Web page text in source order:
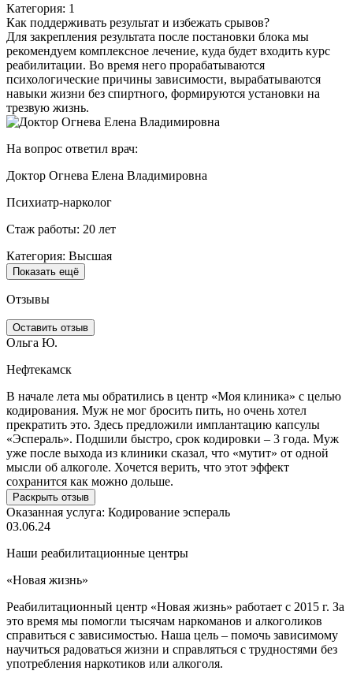
Категория: 1
Как поддерживать результат и избежать срывов?
Для закрепления результата после постановки блока мы
рекомендуем комплексное лечение, куда будет входить курс
реабилитации. Во время него прорабатываются
психологические причины зависимости, вырабатываются
навыки жизни без спиртного, формируются установки на
трезвую жизнь.
На вопрос ответил врач:
Доктор Огнева Елена Владимировна
Психиатр-нарколог
Стаж работы: 20 лет
Категория: Высшая
Показать ещё
Отзывы
Оставить отзыв
Ольга Ю.
Нефтекамск
В начале лета мы обратились в центр «Моя клиника» с целью
кодирования. Муж не мог бросить пить, но очень хотел
прекратить это. Здесь предложили имплантацию капсулы
«Эспераль». Подшили быстро, срок кодировки – 3 года. Муж
уже после выхода из клиники сказал, что «мутит» от одной
мысли об алкоголе. Хочется верить, что этот эффект
сохранится как можно дольше.
Раскрыть отзыв
Оказанная услуга: Кодирование эспераль
03.06.24
Наши реабилитационные центры
«Новая жизнь»
Реабилитационный центр «Новая жизнь» работает с 2015 г. За
это время мы помогли тысячам наркоманов и алкоголиков
справиться с зависимостью. Наша цель – помочь зависимому
научиться радоваться жизни и справляться с трудностями без
употребления наркотиков или алкоголя.